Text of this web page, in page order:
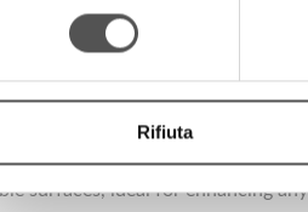
Rifiuta
and outdoor solutions,
surfaces, ideal for enhancing